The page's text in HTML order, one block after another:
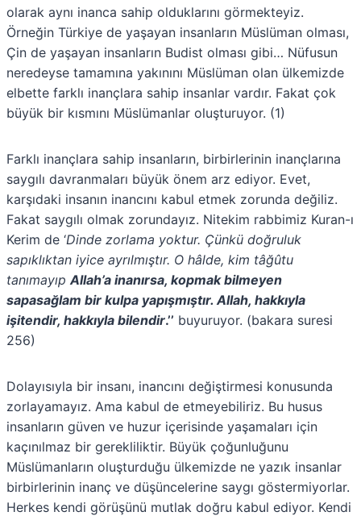
olarak aynı inanca sahip olduklarını görmekteyiz.
Örneğin Türkiye de yaşayan insanların Müslüman olması,
Çin de yaşayan insanların Budist olması gibi… Nüfusun
neredeyse tamamına yakınını Müslüman olan ülkemizde
elbette farklı inançlara sahip insanlar vardır. Fakat çok
büyük bir kısmını Müslümanlar oluşturuyor. (1)
Farklı inançlara sahip insanların, birbirlerinin inançlarına
saygılı davranmaları büyük önem arz ediyor. Evet,
karşıdaki insanın inancını kabul etmek zorunda değiliz.
Fakat saygılı olmak zorundayız. Nitekim rabbimiz Kuran-ı
Kerim de ‘Dinde zorlama yoktur. Çünkü doğruluk
sapıklıktan iyice ayrılmıştır. O hâlde, kim tâğûtu
tanımayıp Allah’a inanırsa, kopmak bilmeyen
sapasağlam bir kulpa yapışmıştır. Allah, hakkıyla
işitendir, hakkıyla bilendir.’’ buyuruyor. (bakara suresi
256)
Dolayısıyla bir insanı, inancını değiştirmesi konusunda
zorlayamayız. Ama kabul de etmeyebiliriz. Bu husus
insanların güven ve huzur içerisinde yaşamaları için
kaçınılmaz bir gerekliliktir. Büyük çoğunluğunu
Müslümanların oluşturduğu ülkemizde ne yazık insanlar
birbirlerinin inanç ve düşüncelerine saygı göstermiyorlar.
Herkes kendi görüşünü mutlak doğru kabul ediyor. Kendi